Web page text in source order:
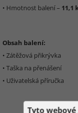
• Hmotnost balení – 11,1
Obsah balení:
• Zátěžová přikrývka
• Taška na přenášení
• Uživatelská příručka
Tyto